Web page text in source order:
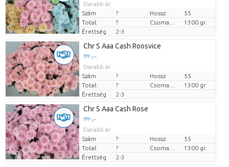
Darabb ár
Szám
? Hossz
55
Total:
?
1300 gr.
Érettség
2-3
Chr S Aaa Cash Roosvice
??? -,--
Darabb ár
Szám
? Hossz
55
Total:
?
1300 gr.
Érettség
2-3
Chr S Aaa Cash Rose
??? -,--
Darabb ár
Szám
? Hossz
55
Total:
?
1300 gr.
Érettség
2-3